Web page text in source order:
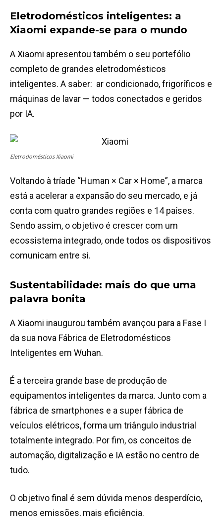
Eletrodomésticos inteligentes: a
Xiaomi expande-se para o mundo
A Xiaomi apresentou também o seu portefólio
completo de grandes eletrodomésticos
inteligentes. A saber: ar condicionado, frigoríficos e
máquinas de lavar — todos conectados e geridos
por IA.
Eletrodomésticos Xiaomi
Voltando à tríade “Human × Car × Home”, a marca
está a acelerar a expansão do seu mercado, e já
conta com quatro grandes regiões e 14 países.
Sendo assim, o objetivo é crescer com um
ecossistema integrado, onde todos os dispositivos
comunicam entre si.
Sustentabilidade: mais do que uma
palavra bonita
A Xiaomi inaugurou também avançou para a Fase I
da sua nova Fábrica de Eletrodomésticos
Inteligentes em Wuhan.
É a terceira grande base de produção de
equipamentos inteligentes da marca. Junto com a
fábrica de smartphones e a super fábrica de
veículos elétricos, forma um triângulo industrial
totalmente integrado. Por fim, os conceitos de
automação, digitalização e IA estão no centro de
tudo.
O objetivo final é sem dúvida menos desperdício,
menos emissões, mais eficiência.